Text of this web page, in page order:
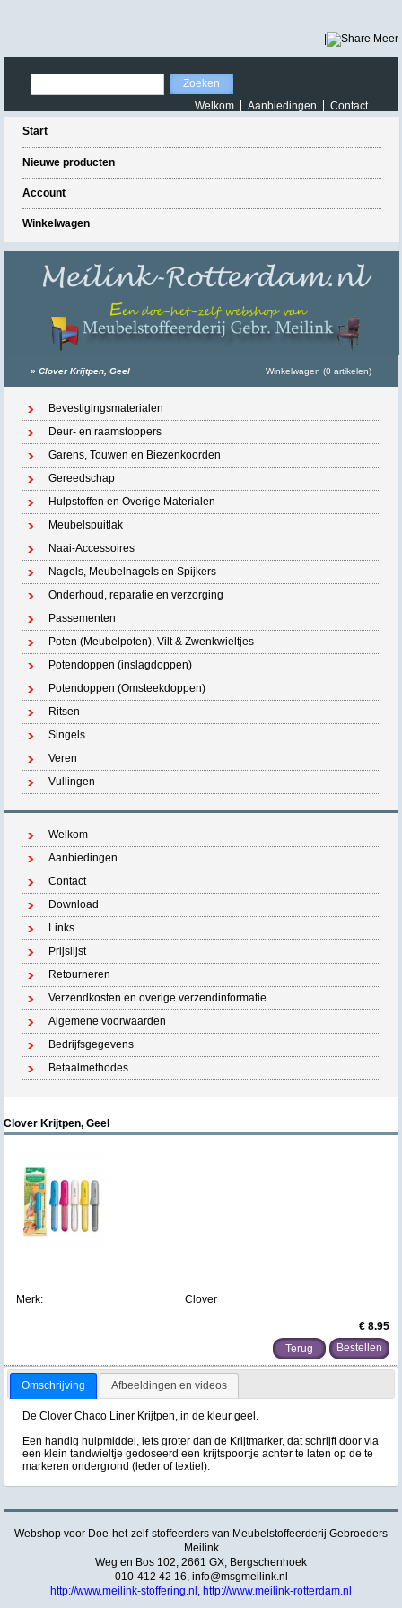
Meer
Welkom Aanbiedingen
Contact
Start
Nieuwe producten
Account
Winkelwagen
»Clover Krijtpen, Geel Winkelwagen (0 artikelen)
Bevestigingsmaterialen
Deur- en raamstoppers
Garens, Touwen en Biezenkoorden
Gereedschap
Hulpstoffen en Overige Materialen
Meubelspuitlak
Naai-Accessoires
Nagels, Meubelnagels en Spijkers
Onderhoud, reparatie en verzorging
Passementen
Poten (Meubelpoten), Vilt & Zwenkwieltjes
Potendoppen (inslagdoppen)
Potendoppen (Omsteekdoppen)
Ritsen
Singels
Veren
Vullingen
Welkom
Aanbiedingen
Contact
Download
Links
Prijslijst
Retourneren
Verzendkosten en overige verzendinformatie
Algemene voorwaarden
Bedrijfsgegevens
Betaalmethodes
Clover Krijtpen, Geel
Merk: Clover
€ 8.95
Terug
Omschrijving Afbeeldingen en videos
De Clover Chaco Liner Krijtpen, in de kleur geel.
Een handig hulpmiddel, iets groter dan de Krijtmarker, dat schrijft door via
een klein tandwieltje gedoseerd een krijtspoortje achter te laten op de te
markeren ondergrond (leder of textiel).
Webshop voor Doe-het-zelf-stoffeerders van Meubelstoffeerderij Gebroeders
Meilink
Weg en Bos 102, 2661 GX, Bergschenhoek
010-412 42 16, info@msgmeilink.nl
http://www.meilink-stoffering.nl http://www.meilink-rotterdam.nl